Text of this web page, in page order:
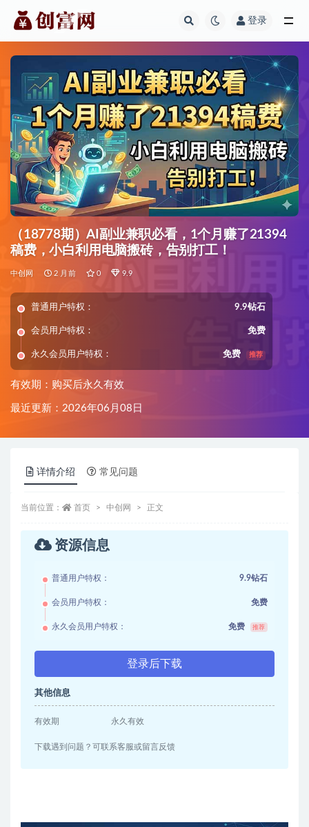
登录
（18778期）AI副业兼职必看，1个月赚了21394
稿费，小白利用电脑搬砖，告别打工！
中创网 2 月前 0 9.9
普通用户特权： 9.9钻石
会员用户特权： 免费
永久会员用户特权： 免费 推荐
有效期：购买后永久有效
最近更新：2026年06月08日
详情介绍 常见问题
当前位置： 首页 中创网 正文
资源信息
普通用户特权： 9.9钻石
会员用户特权： 免费
永久会员用户特权： 免费 推荐
登录后下载
其他信息
有效期 永久有效
下载遇到问题？可联系客服或留言反馈